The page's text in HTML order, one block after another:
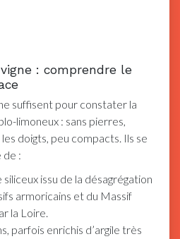
: comprendre le
suffisent pour constater la
limoneux : sans pierres,
doigts, peu compacts. Ils se
de :
siliceux issu de la désagrégation
armoricains et du Massif
la Loire.
parfois enrichis d’argile très